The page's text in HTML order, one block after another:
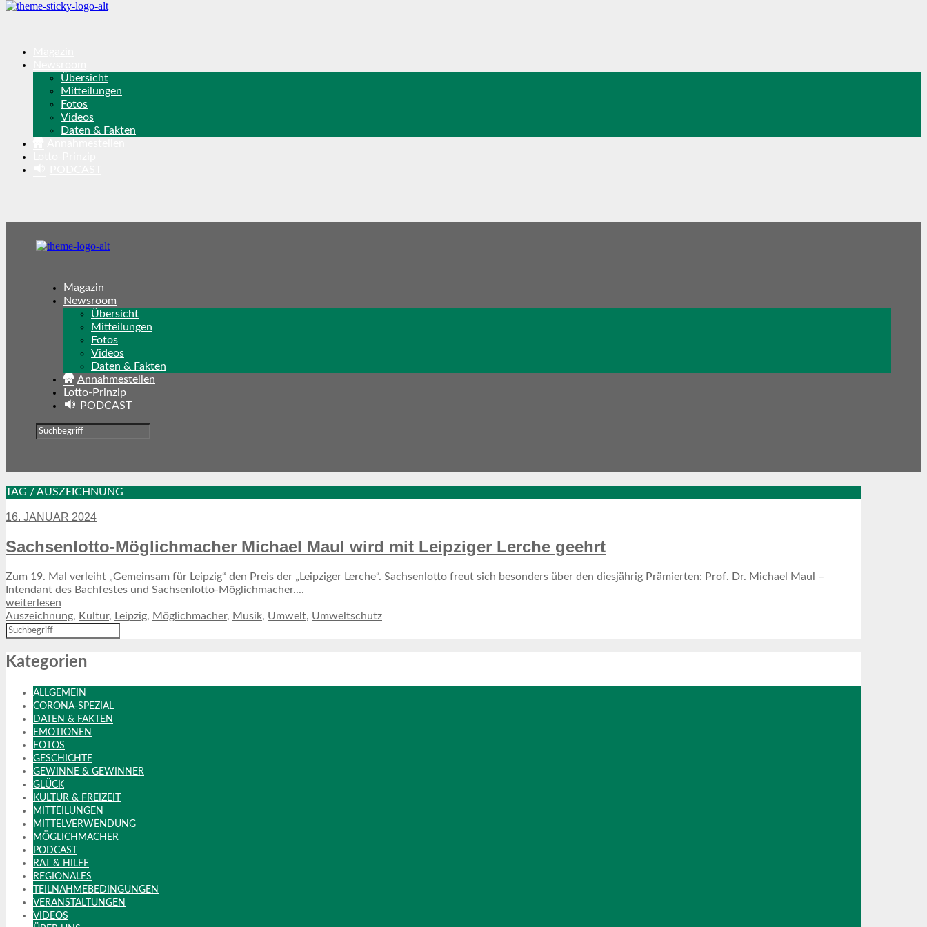
Übersicht
Mitteilungen
Fotos
Videos
Daten & Fakten
Magazin
Newsroom
Übersicht
Mitteilungen
Fotos
Videos
Daten & Fakten
Annahmestellen
Lotto-Prinzip
PODCAST
TAG / AUSZEICHNUNG
16. JANUAR 2024
Sachsenlotto-Möglichmacher Michael Maul wird mit Leipziger Lerche geehrt
Zum 19. Mal verleiht „Gemeinsam für Leipzig“ den Preis der „Leipziger Lerche“. Sachsenlotto freut sich besonders über den diesjährig Prämierten: Prof. Dr. Michael Maul –
Intendant des Bachfestes und Sachsenlotto-Möglichmacher....
weiterlesen
Auszeichnung, Kultur, Leipzig, Möglichmacher, Musik, Umwelt, Umweltschutz
Kategorien
ALLGEMEIN
CORONA-SPEZIAL
DATEN & FAKTEN
EMOTIONEN
FOTOS
GESCHICHTE
GEWINNE & GEWINNER
GLÜCK
KULTUR & FREIZEIT
MITTEILUNGEN
MITTELVERWENDUNG
MÖGLICHMACHER
PODCAST
RAT & HILFE
REGIONALES
TEILNAHMEBEDINGUNGEN
VERANSTALTUNGEN
VIDEOS